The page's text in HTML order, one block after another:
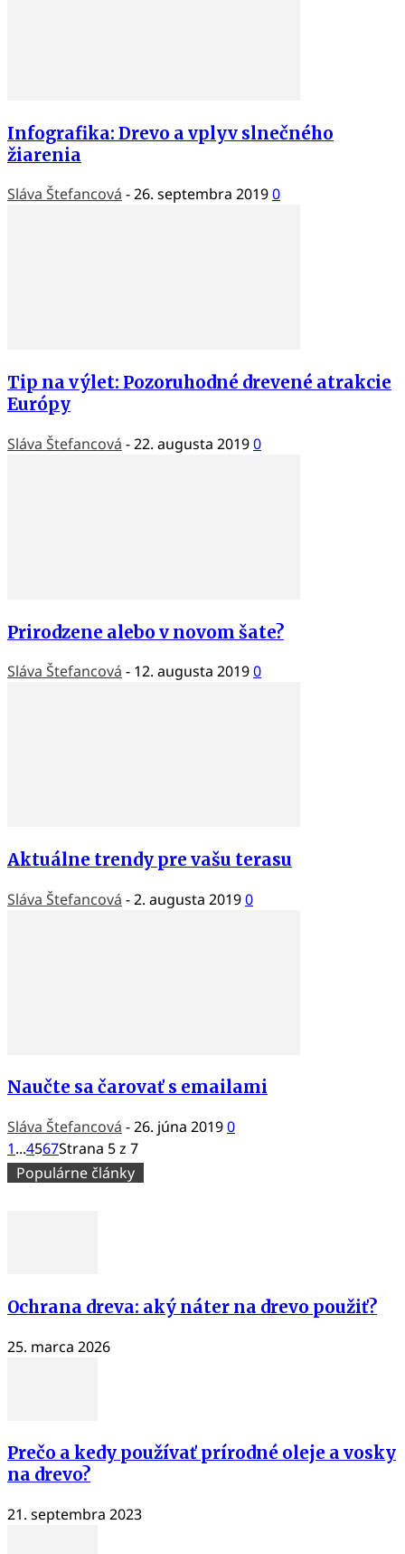
Infografika: Drevo a vplyv slnečného
žiarenia
Sláva Štefancová -26. septembra 20190
Tip na výlet: Pozoruhodné drevené atrakcie
Európy
Sláva Štefancová -22. augusta 20190
Prirodzene alebo v novom šate?
Sláva Štefancová - 12. augusta 20190
Aktuálne trendy pre vašu terasu
Sláva Štefancová -2. augusta 20190
Naučte sa čarovať s emailami
Sláva Štefancová -26. júna 20190
1...4567Strana 5 z 7
Populárne články
Ochrana dreva: aký náter na drevo použiť?
25. marca 2026
Prečo a kedy používať prírodné oleje a vosky
na drevo?
21. septembra 2023